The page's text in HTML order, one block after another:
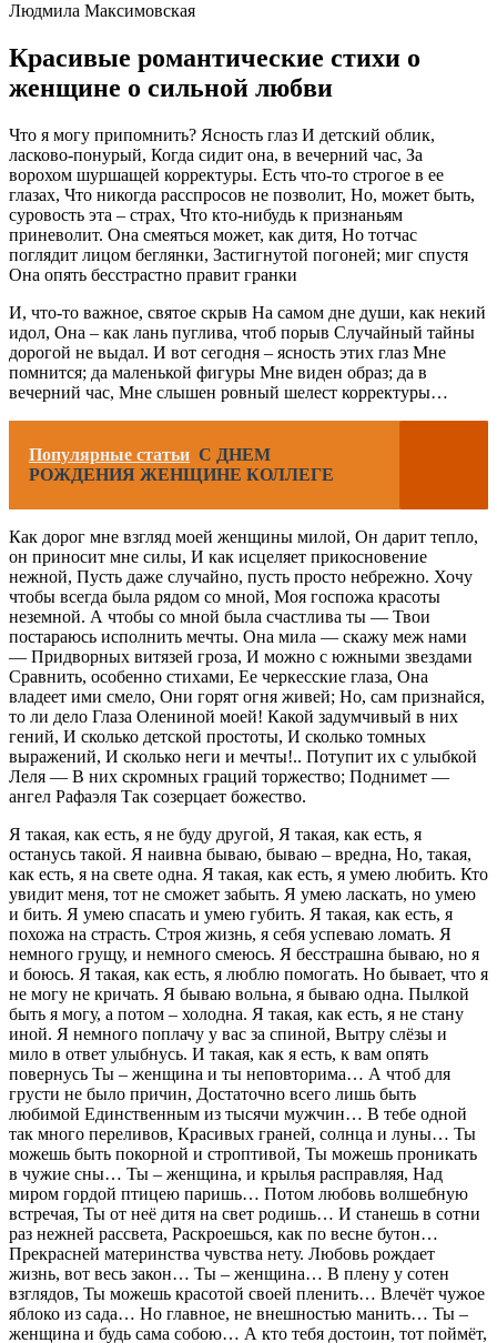
Людмила Максимовская
Красивые романтические стихи о
женщине о сильной любви
Что я могу припомнить? Ясность глаз И детский облик,
ласково-понурый, Когда сидит она, в вечерний час, За
ворохом шуршащей корректуры. Есть что-то строгое в ее
глазах, Что никогда расспросов не позволит, Но, может быть,
суровость эта – страх, Что кто-нибудь к признаньям
приневолит. Она смеяться может, как дитя, Но тотчас
поглядит лицом беглянки, Застигнутой погоней; миг спустя
Она опять бесстрастно правит гранки
И, что-то важное, святое скрыв На самом дне души, как некий
идол, Она – как лань пуглива, чтоб порыв Случайный тайны
дорогой не выдал. И вот сегодня – ясность этих глаз Мне
помнится; да маленькой фигуры Мне виден образ; да в
вечерний час, Мне слышен ровный шелест корректуры…
Популярные статьи С ДНЕМ
РОЖДЕНИЯ ЖЕНЩИНЕ КОЛЛЕГЕ
Как дорог мне взгляд моей женщины милой, Он дарит тепло,
он приносит мне силы, И как исцеляет прикосновение
нежной, Пусть даже случайно, пусть просто небрежно. Хочу
чтобы всегда была рядом со мной, Моя госпожа красоты
неземной. А чтобы со мной была счастлива ты — Твои
постараюсь исполнить мечты. Она мила — скажу меж нами
— Придворных витязей гроза, И можно с южными звездами
Сравнить, особенно стихами, Ее черкесские глаза, Она
владеет ими смело, Они горят огня живей; Но, сам признайся,
то ли дело Глаза Олениной моей! Какой задумчивый в них
гений, И сколько детской простоты, И сколько томных
выражений, И сколько неги и мечты!.. Потупит их с улыбкой
Леля — В них скромных граций торжество; Поднимет —
ангел Рафаэля Так созерцает божество.
Я такая, как есть, я не буду другой, Я такая, как есть, я
останусь такой. Я наивна бываю, бываю – вредна, Но, такая,
как есть, я на свете одна. Я такая, как есть, я умею любить. Кто
увидит меня, тот не сможет забыть. Я умею ласкать, но умею
и бить. Я умею спасать и умею губить. Я такая, как есть, я
похожа на страсть. Строя жизнь, я себя успеваю ломать. Я
немного грущу, и немного смеюсь. Я бесстрашна бываю, но я
и боюсь. Я такая, как есть, я люблю помогать. Но бывает, что я
не могу не кричать. Я бываю вольна, я бываю одна. Пылкой
быть я могу, а потом – холодна. Я такая, как есть, я не стану
иной. Я немного поплачу у вас за спиной, Вытру слёзы и
мило в ответ улыбнусь. И такая, как я есть, к вам опять
повернусь Ты – женщина и ты неповторима… А чтоб для
грусти не было причин, Достаточно всего лишь быть
любимой Единственным из тысячи мужчин… В тебе одной
так много переливов, Красивых граней, солнца и луны… Ты
можешь быть покорной и строптивой, Ты можешь проникать
в чужие сны… Ты – женщина, и крылья расправляя, Над
миром гордой птицею паришь… Потом любовь волшебную
встречая, Ты от неё дитя на свет родишь… И станешь в сотни
раз нежней рассвета, Раскроешься, как по весне бутон…
Прекрасней материнства чувства нету. Любовь рождает
жизнь, вот весь закон… Ты – женщина… В плену у сотен
взглядов, Ты можешь красотой своей пленить… Влечёт чужое
яблоко из сада… Но главное, не внешностью манить… Ты –
женщина и будь сама собою… А кто тебя достоин, тот поймёт,